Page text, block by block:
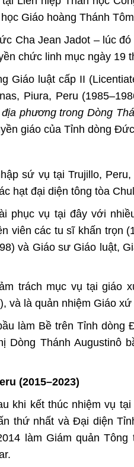
Giáo hoàng Thánh
Cha Jean Jadot – lúc
chức linh mục ngày 19
Giáo luật cấp II
Piura, Peru
phương trong Dòng
giáo của Tỉnh dòng
sứ vụ tại Trujillo,
hạt đại diện tông tòa
phục vụ tại đây với
viên các tu sĩ khấn trọn
và Giáo sư Giáo luật,
trách mục vụ tại
và là quản nhiệm Giáo
làm Bề trên Tỉnh
Dòng Thánh Augustinô
(2015–2023)
khi kết thúc nhiệm vụ
thứ nhất và Đại diện
làm Giám quản